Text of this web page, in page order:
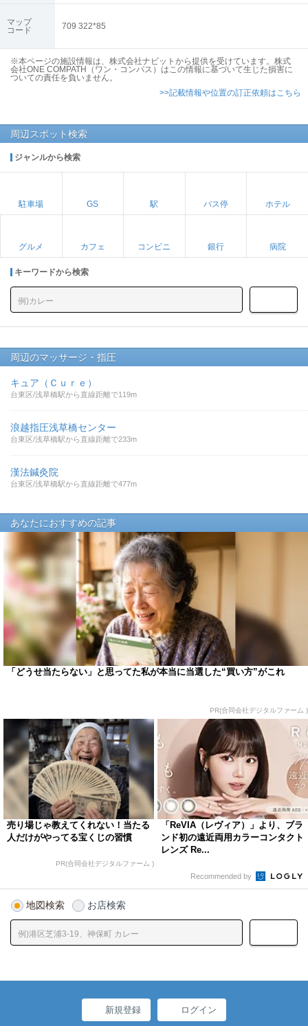
マップ
コード
709 322*85
※本ページの施設情報は、株式会社ナビットから提供を受けています。株式
会社ONE COMPATH（ワン・コンパス）はこの情報に基づいて生じた損害に
ついての責任を負いません。
>>記載情報や位置の訂正依頼はこちら
周辺スポット検索
ジャンルから検索
駐車場 GS 駅 バス停 ホテル
グルメ カフェ コンビニ 銀行 病院
キーワードから検索
周辺のマッサージ・指圧
キュア（Ｃｕｒｅ）
台東区/浅草橋駅から直線距離で119m
浪越指圧浅草橋センター
台東区/浅草橋駅から直線距離で233m
漢法鍼灸院
台東区/浅草橋駅から直線距離で477m
あなたにおすすめの記事
「どうせ当たらない」と思ってた私が本当に当選した“買い方”がこれ
PR(合同会社デジタルファーム )
売り場じゃ教えてくれない！当たる
人だけがやってる宝くじの習慣
PR(合同会社デジタルファーム )
「ReVIA（レヴィア）」より、ブラ
ンド初の遠近両用カラーコンタクト
レンズ Re...
Recommended by
地図検索 お店検索
新規登録 ログイン